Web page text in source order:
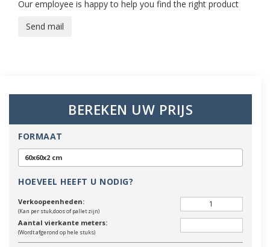
Our employee is happy to help you find the right product
Send mail
BEREKEN UW PRIJS
FORMAAT
60x60x2 cm
HOEVEEL HEEFT U NODIG?
Verkoopeenheden:
(Kan per stuk,doos of pallet zijn)
Aantal vierkante meters:
(Wordt afgerond op hele stuks)